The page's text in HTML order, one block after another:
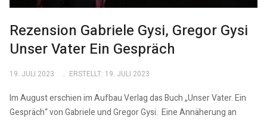
Rezension Gabriele Gysi, Gregor Gysi
Unser Vater Ein Gespräch
19. JULI 2023 ERSTELLT: 19. JULI 2023
Im August erschien im Aufbau Verlag das Buch „Unser Vater. Ein
Gespräch“ von Gabriele und Gregor Gysi. Eine Annäherung an